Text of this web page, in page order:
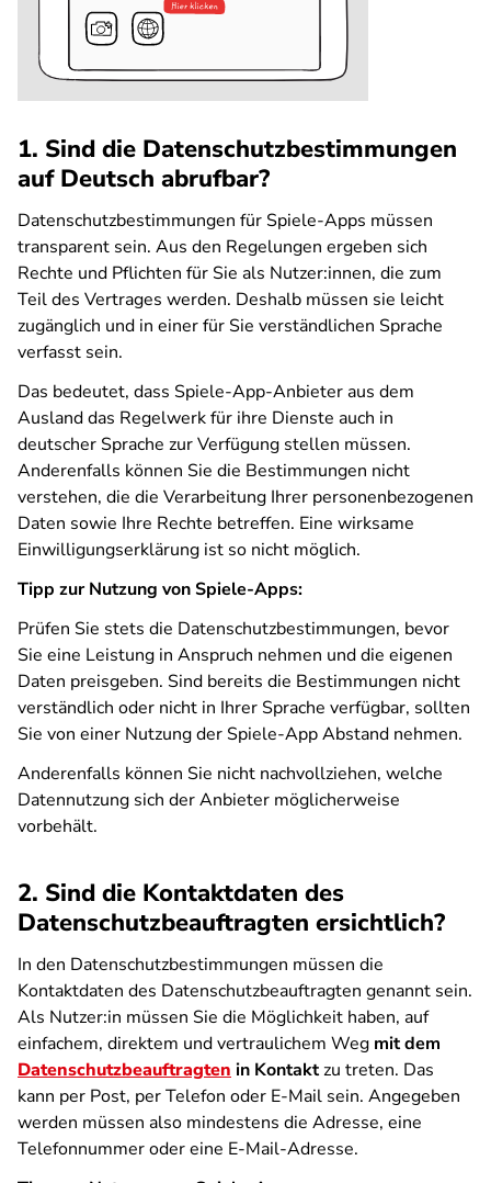
1. Sind die Datenschutzbestimmungen
auf Deutsch abrufbar?
Datenschutzbestimmungen für Spiele-Apps müssen
transparent sein. Aus den Regelungen ergeben sich
Rechte und Pflichten für Sie als Nutzer:innen, die zum
Teil des Vertrages werden. Deshalb müssen sie leicht
zugänglich und in einer für Sie verständlichen Sprache
verfasst sein.
Das bedeutet, dass Spiele-App-Anbieter aus dem
Ausland das Regelwerk für ihre Dienste auch in
deutscher Sprache zur Verfügung stellen müssen.
Anderenfalls können Sie die Bestimmungen nicht
verstehen, die die Verarbeitung Ihrer personenbezogenen
Daten sowie Ihre Rechte betreffen. Eine wirksame
Einwilligungserklärung ist so nicht möglich.
Tipp zur Nutzung von Spiele-Apps:
Prüfen Sie stets die Datenschutzbestimmungen, bevor
Sie eine Leistung in Anspruch nehmen und die eigenen
Daten preisgeben. Sind bereits die Bestimmungen nicht
verständlich oder nicht in Ihrer Sprache verfügbar, sollten
Sie von einer Nutzung der Spiele-App Abstand nehmen.
Anderenfalls können Sie nicht nachvollziehen, welche
Datennutzung sich der Anbieter möglicherweise
vorbehält.
2. Sind die Kontaktdaten des
Datenschutzbeauftragten ersichtlich?
In den Datenschutzbestimmungen müssen die
Kontaktdaten des Datenschutzbeauftragten genannt sein.
Als Nutzer:in müssen Sie die Möglichkeit haben, auf
einfachem, direktem und vertraulichem Weg mit dem
Datenschutzbeauftragten in Kontaktzu treten. Das
kann per Post, per Telefon oder E-Mail sein. Angegeben
werden müssen also mindestens die Adresse, eine
Telefonnummer oder eine E-Mail-Adresse.